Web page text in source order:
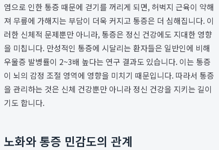
염으로 인한 통증 때문에 걷기를 꺼리게 되면, 허벅지 근육이 약해
져 무릎에 가해지는 부담이 더욱 커지고 통증은 더 심해집니다. 이
러한 신체적 문제뿐만 아니라, 통증은 정신 건강에도 지대한 영향
을 미칩니다. 만성적인 통증에 시달리는 환자들은 일반인에 비해
우울증 발병률이 2~3배 높다는 연구 결과도 있습니다. 이는 통증
이 뇌의 감정 조절 영역에 영향을 미치기 때문입니다. 따라서 통증
을 관리하는 것은 신체 건강뿐만 아니라 정신 건강을 지키는 길이
기도 합니다.
노화와 통증 민감도의 관계